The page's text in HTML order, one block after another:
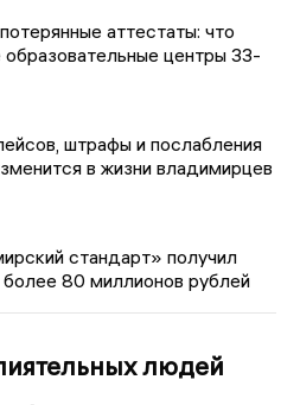
аттестаты: что
центры 33-
штрафы и послабления
в жизни владимирцев
стандарт» получил
80 миллионов рублей
людей